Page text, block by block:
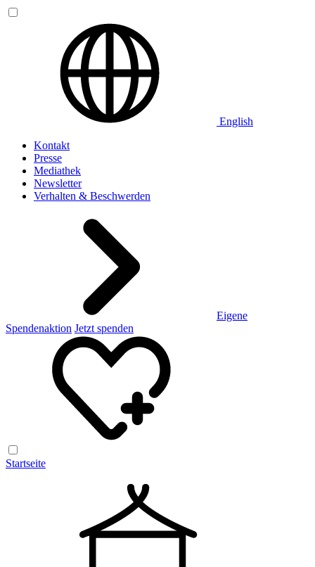
English
Kontakt
Presse
Mediathek
Newsletter
Verhalten & Beschwerden
Eigene
Spendenaktion Jetzt spenden
Startseite